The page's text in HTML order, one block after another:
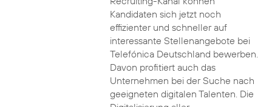
Kandidaten sich jetzt noch
effizienter und schneller auf
interessante Stellenangebote bei
Telefónica Deutschland bewerben.
Davon profitiert auch das
Unternehmen bei der Suche nach
geeigneten digitalen Talenten. Die